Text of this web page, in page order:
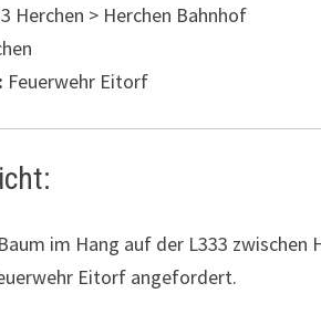
Herchen > Herchen Bahnhof
Feuerwehr Eitorf
im Hang auf der L333 zwischen
Eitorf angefordert.